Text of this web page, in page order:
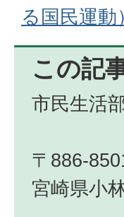
る国民運
この記
市民生活
〒886-
宮崎県小